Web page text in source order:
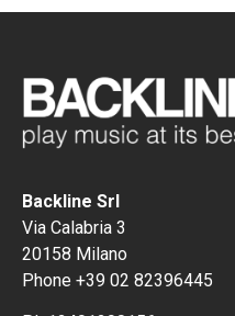
Backline Srl
Via Calabria 3
20158 Milano
Phone +39 02 82396445